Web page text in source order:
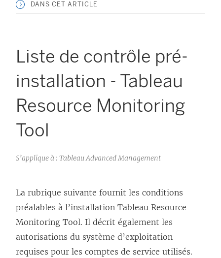
DANS CET ARTICLE
Liste de contrôle pré-
installation - Tableau
Resource Monitoring
Tool
S’applique à : Tableau Advanced Management
La rubrique suivante fournit les conditions
préalables à l’installation Tableau Resource
Monitoring Tool. Il décrit également les
autorisations du système d’exploitation
requises pour les comptes de service utilisés.